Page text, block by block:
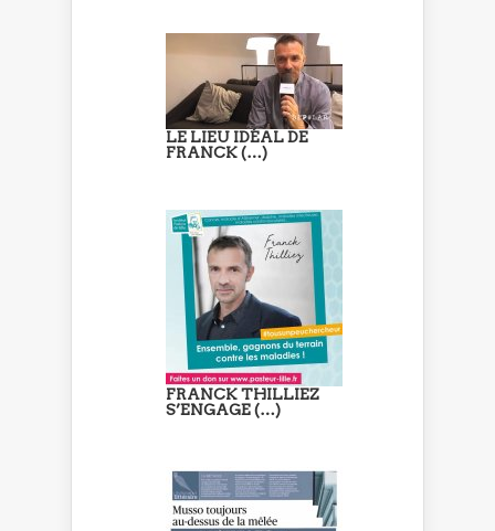
LE LIEU IDÉAL DE
FRANCK (…)
FRANCK THILLIEZ
S’ENGAGE (…)